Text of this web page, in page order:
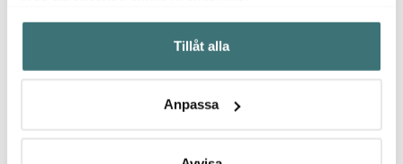
Samla in information om din geografiska plats som
kan ha en noggrannhet på upp till flera meter
Identifiera din enhet genom att aktivt skanna den för
Ta reda på mer om hur dina personliga uppgifter
Du kan ändra eller dra tillbaka ditt samtycke när som
Tillåt alla
Anpassa
skriva ut och ge bort​​​​‌ ‍ ​‍​‍‌‍ ‌ ​‍‌‍‍‌‌‍‌ ‌‍‍‌‌‍ ‍​‍​‍​ ‍‍​‍​‍‌ ​ ‌‍​‌‌‍ ‍‌‍‍‌‌ ‌​‌ ‍‌​‍ ‍‌‍‍‌‌‍ ​‍​‍​‍ ​​‍​‍‌‍‍​‌ ​‍‌‍‌‌‌‍‌‍​‍​‍​ ‍‍​‍​‍‌‍‍​‌ ‌​‌ ‌​‌ ​​‌ ​ ​ ‍‍​‍ ​‍ ‌‍​ ‌‍ ‌‌ ​ ​‍ ‍‌‍​ ‌‍‌‌‌ ​‍‌ ‌‍‌‍‌‌‌ ​‍‌‍​‌​‍ ‍‌ ​ ‌‍‌‌​‍ ‌ ​​‌ ​‍‌‍ ‌‍‌​‌ ‌‌‌‍​ ‌ ‌​‌‍‍‌‌‍ ‌‍ ‍​‍ ‌‍‍‌‌‍ ‍‌ ‌​‌‍‌‌‌‍ ‍‌ ‌​​‍ ‌‍‌‌‌‍‌​‌‍‍‌‌ ‌​​‍ ‌‍ ‌‌‍ ‌‍‌​‌‍‌‌​ ‌‌ ​​‌ ​‍‌‍‌‌‌ ​ ‌‍‌‌‌‍ ‍‌ ‌​‌‍​‌‌ ‌​‌‍‍‌‌‍ ‌‍ ‍​ ‍ ‌‍‍‌‌‍‌​​ ‌‌‍‌ ‌‍‍‌‌‍‌‍‌ ‌​‌​​ ‌‍​‌‌ ​‍‌‍‌​‌‌​​‌‍​‌‌‍‌ ‌‍‌‌​ ‍ ‌ ‌​‌ ‍‌‌ ​​‌‍‌‌​ ‌‌‍‌ ‌‍‍‌‌‍‌‍‌ ‌​‌​​ ‌‍​‌‌ ​‍‌‍‌​‌‌​​‌‍​‌‌‍‌ ‌‍‌‌​ ‍ ‌ ​​‌‍​‌‌ ‌​‌‍‍​​ ‌‌‍‌​‌‍‌‌‌‍ ​‌‍‍‌‌ ‌‍‌‍‌‌‌ ​‍‌ ‍‌‌‌​ ‌ ‌​‌‍‌‌‌ ​​​‍ ‍‌‍‌‌‌‍ ‌‌‍​‌‌‍‍‌‌‍ ​‌​ ​‌‍​‌‌‍​‍‌‍‌‌‌‍ ​​ ‌‍​‍‌‍​‌‌ ​ ‌‍‌‌‌‌‌‌‌ ​‍‌‍ ​​ ‌‌‍‍​‌ ‌​‌ ‌​‌ ​​‌ ​ ​‍‌‌​ ​ ‌​​‌​‍‌‌​ ​‍‌​‌‍​‍‌‌​ ​‍‌​‌‍‌‍​ ‌‍ ‌‌ ​ ​‍ ‍‌‍​ ‌‍‌‌‌ ​‍‌ ‌‍‌‍‌‌‌ ​‍‌‍​‌​‍ ‍‌ ​ ‌‍‌‌​‍‌‍‌‍‍‌‌‍‌​​ ‌‌‍‌ ‌‍‍‌‌‍‌‍‌ ‌​‌​​ ‌‍​‌‌ ​‍‌‍‌​‌‌​​‌‍​‌‌‍‌ ‌‍‌‌​‍‌‍‌ ‌​‌ ‍‌‌ ​​‌‍‌‌​ ‌‌‍‌ ‌‍‍‌‌‍‌‍‌ ‌​‌​​ ‌‍​‌‌ ​‍‌‍‌​‌‌​​‌‍​‌‌‍‌ ‌‍‌‌​‍‌‍‌ ​​‌‍​‌‌ ‌​‌‍‍​​ ‌‌‍‌​‌‍‌‌‌‍ ​‌‍‍‌‌ ‌‍‌‍‌‌‌ ​‍‌ ‍‌‌‌​ ‌ ‌​‌‍‌‌‌ ​​​‍ ‍‌‍‌‌‌‍ ‌‌‍​‌‌‍‍‌‌‍ ​‌​ ​‌‍​‌‌‍​‍‌‍‌‌‌‍ ​​‍‌‍‌ ‌ ‌‍ ‌ ​‍‌‍‍ ‌ ​ ‌ ​​‌‍​‌‌‍​ ‌‍‌‌​ ‌‌ ​​‌ ​‍‌‍ ‌‍‌​‌ ‌‌‌‍​ ‌ ‌​‌‍‍‌‌‍ ‌‍ ‍​‍‌‍‌ ​​‌‍‌‌‌ ​‍‌ ​ ‌ ​​‌‍‌‌‌‍​ ‌ ‌​‌‍‍‌‌ ‌‍‌‍‌‌​ ‌‌ ​​‌ ‌‌‌‍​‍‌‍ ​‌‍‍‌‌ ​ ‌‍‍​‌‍‌‌‌‍‌​​‍​‍‌ ‌